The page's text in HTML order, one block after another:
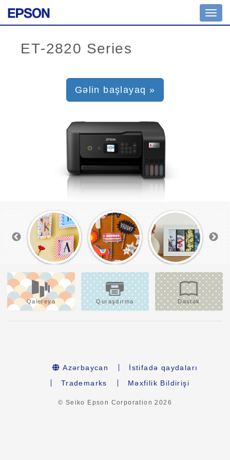
Gəlin başlayaq »
Qalereya Quraşdırma Dəstək
Azərbaycan
İstifadə qaydaları
Trademarks
Məxfilik Bildirişi
© Seiko Epson Corporation2026